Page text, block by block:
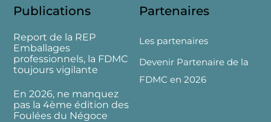
Publications
Report de la REP
Emballages
professionnels, la FDMC
toujours vigilante
En 2026, ne manquez
pas la 4ème édition des
Foulées du Négoce
Partenaires
Les partenaires
Devenir Partenaire de la
FDMC en 2026